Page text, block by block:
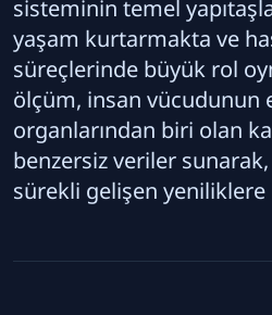
sisteminin temel
yaşam kurtarmakta ve
süreçlerinde büyük rol
ölçüm, insan vücudunun
organlarından biri olan
benzersiz veriler sunarak,
sürekli gelişen yeniliklere